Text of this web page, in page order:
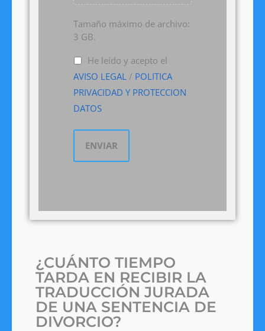
Tamaño máximo de archivo:
3 GB.
He leído y acepto el
AVISO LEGAL / POLITICA
PRIVACIDAD Y PROTECCION
DATOS
¿CUÁNTO TIEMPO
TARDA EN RECIBIR LA
TRADUCCIÓN JURADA
DE UNA SENTENCIA DE
DIVORCIO?